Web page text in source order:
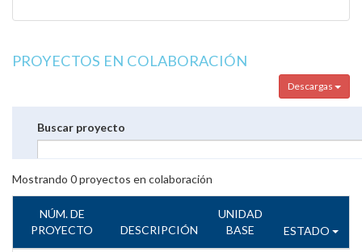
PROYECTOS EN COLABORACIÓN
Descargas
Buscar proyecto
Mostrando 0proyectos en colaboración
NÚM. DE
PROYECTO
DESCRIPCIÓN
UNIDAD
BASE
ESTADO